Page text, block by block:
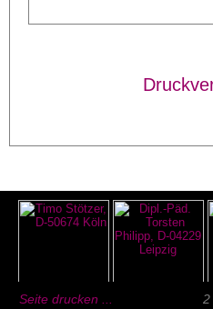
Seite drucken ... 2